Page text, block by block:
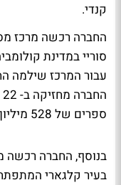
קנדי.
ספרים של 528 מיליון דולר קנדי.